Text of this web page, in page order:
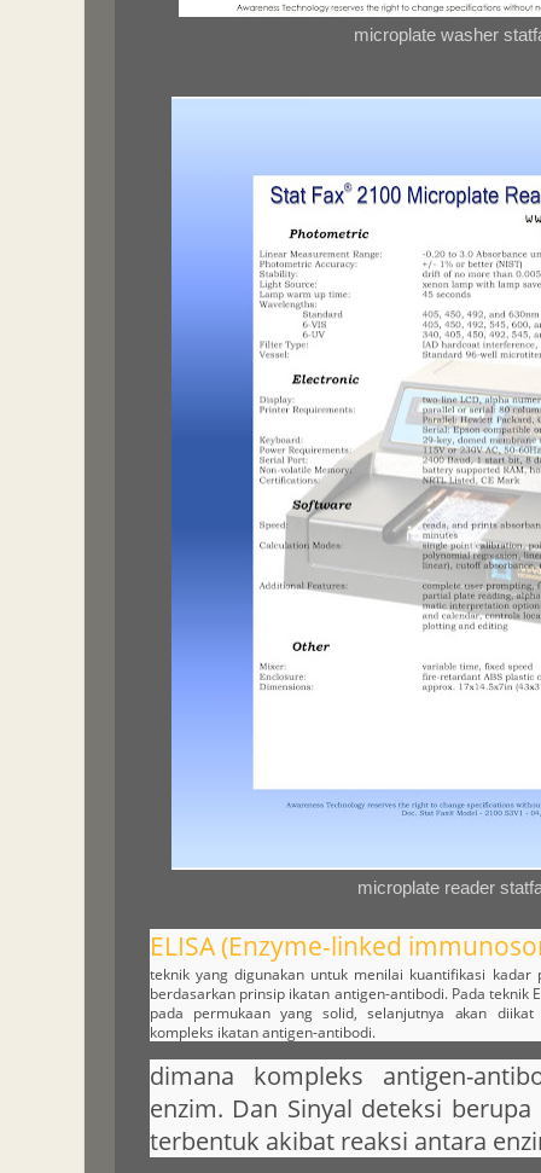
microplate washer
microplate reader
ELISA (Enzyme-linked
teknik yang digunakan untuk menilai kuantifikasi
berdasarkan prinsip ikatan antigen-antibodi. Pada teknik
pada permukaan yang solid, selanjutnya akan
kompleks ikatan antigen-antibodi.
dimana kompleks antigen-
enzim. Dan Sinyal deteksi
terbentuk akibat reaksi antara